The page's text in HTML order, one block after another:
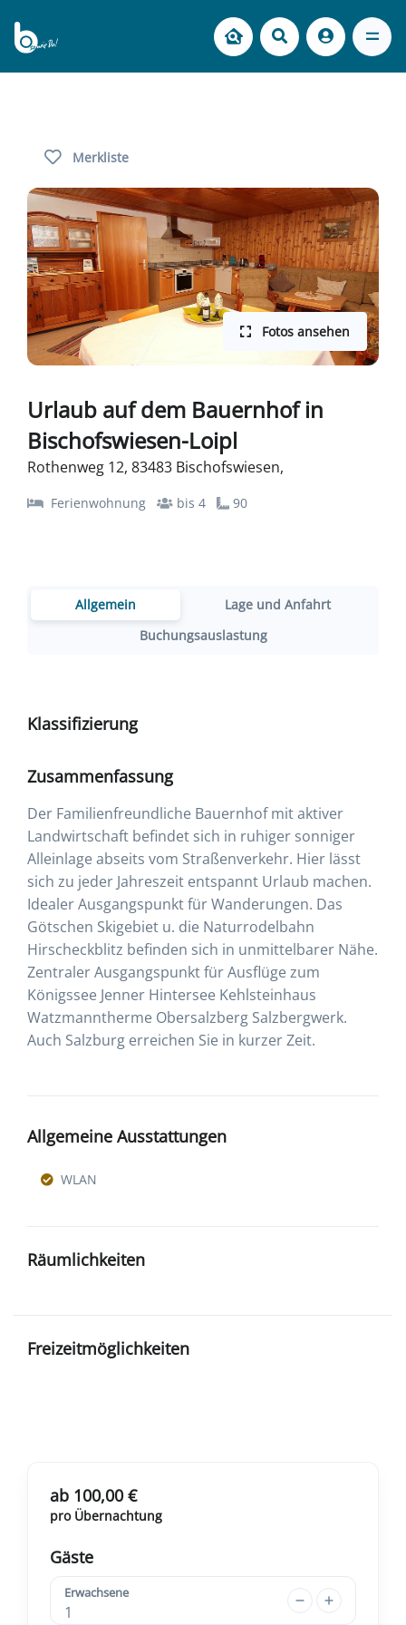
Merkliste
Fotos ansehen
Urlaub auf dem Bauernhof in
Bischofswiesen-Loipl
Rothenweg 12, 83483 Bischofswiesen,
Ferienwohnung bis 4 90
Allgemein
Lage und Anfahrt
Buchungsauslastung
Klassifizierung
Zusammenfassung
Der Familienfreundliche Bauernhof mit aktiver
Landwirtschaft befindet sich in ruhiger sonniger
Alleinlage abseits vom Straßenverkehr. Hier lässt
sich zu jeder Jahreszeit entspannt Urlaub machen.
Idealer Ausgangspunkt für Wanderungen. Das
Götschen Skigebiet u. die Naturrodelbahn
Hirscheckblitz befinden sich in unmittelbarer Nähe.
Zentraler Ausgangspunkt für Ausflüge zum
Königssee Jenner Hintersee Kehlsteinhaus
Watzmanntherme Obersalzberg Salzbergwerk.
Auch Salzburg erreichen Sie in kurzer Zeit.
Allgemeine Ausstattungen
WLAN
Räumlichkeiten
Freizeitmöglichkeiten
ab 100,00 €
pro Übernachtung
Gäste
Erwachsene
1